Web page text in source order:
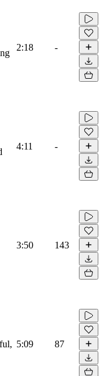
2:18 -
4:11 -
3:50 143
5:09 87